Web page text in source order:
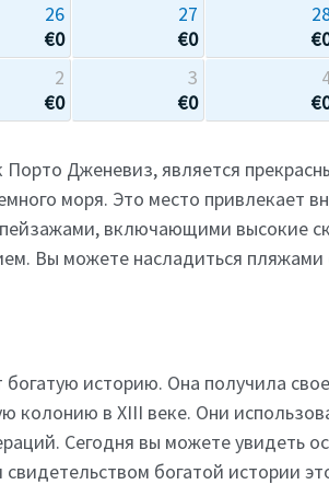
26
€0
27
€0
€
2
€0
3
€0
€
Порто Дженевиз, является
моря. Это место привлекает
включающими высокие
Вы можете насладиться пляжами
историю. Она получила
колонию в XIII веке. Они
Сегодня вы можете увидеть
богатой истории